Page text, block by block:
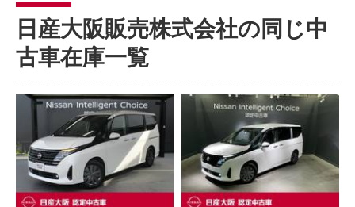
日産大阪販売株式会社の同じ中
古車在庫一覧